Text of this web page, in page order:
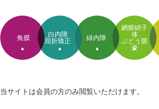
角膜
白内障
屈折矯正
緑内障
網膜硝子
体
ぶどう膜
炎
当サイトは会員の方のみ閲覧いただけます。